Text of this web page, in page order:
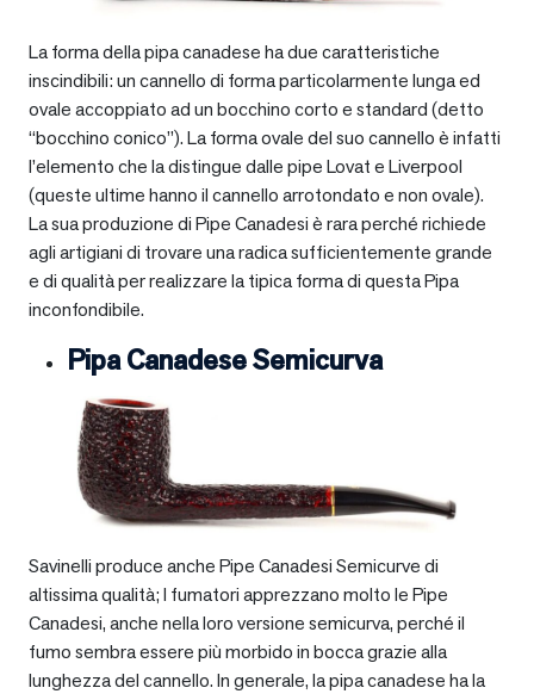
La forma della pipa canadese ha due caratteristiche
inscindibili: un cannello di forma particolarmente lunga ed
ovale accoppiato ad un bocchino corto e standard (detto
“bocchino conico”). La forma ovale del suo cannello è infatti
l’elemento che la distingue dalle pipe Lovat e Liverpool
(queste ultime hanno il cannello arrotondato e non ovale).
La sua produzione di Pipe Canadesi è rara perché richiede
agli artigiani di trovare una radica sufficientemente grande
e di qualità per realizzare la tipica forma di questa Pipa
inconfondibile.
Pipa Canadese Semicurva
Savinelli produce anche Pipe Canadesi Semicurve di
altissima qualità; I fumatori apprezzano molto le Pipe
Canadesi, anche nella loro versione semicurva, perché il
fumo sembra essere più morbido in bocca grazie alla
lunghezza del cannello. In generale, la pipa canadese ha la